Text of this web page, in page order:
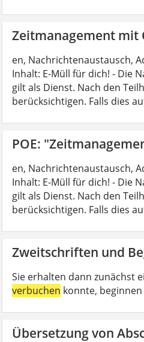
Zeitmanagement mit
en, Nachrichtenaustausch,
Inhalt: E-Müll für dich! - Die
gilt als Dienst. Nach den
berücksichtigen. Falls dies
POE:
en, Nachrichtenaustausch,
Inhalt: E-Müll für dich! - Die
gilt als Dienst. Nach den
berücksichtigen. Falls dies
Zweitschriften und
Sie erhalten dann zunächst
verbuchen konnte,
Übersetzung von